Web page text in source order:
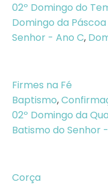
02º Domingo do
Domingo da
Senhor - Ano C,
Firmes na Fé
Baptismo,
02º Domingo da
Batismo do Senhor
Corça